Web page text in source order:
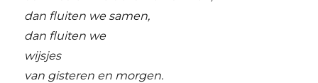
dan fluiten we samen,
dan fluiten we
wijsjes
van gisteren en morgen.